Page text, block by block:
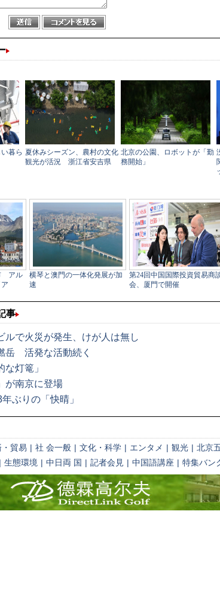
事
ルで火災が発生、けが人は無し
岳 活発な活動続く
灯篭」
が南京に登場
ぶりの「快晴」
貿易 | 社 会一般 | 文化・科学 | エンタメ | 観光 | 北京
| 生態環境 | 中日両 国 | 記者会見 | 中国語講座 | 特集バン